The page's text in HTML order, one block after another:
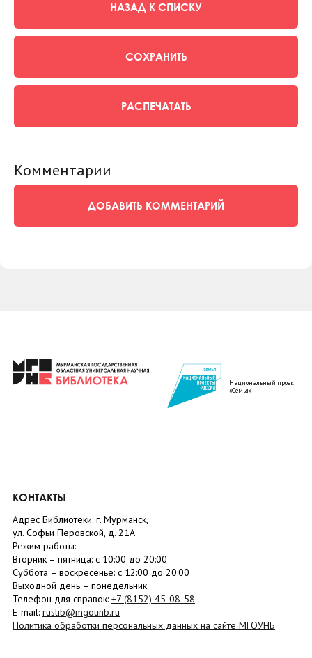
НАЗАД К СПИСКУ
СОХРАНИТЬ
РАСПЕЧАТАТЬ
Комментарии
ДОБАВИТЬ КОММЕНТАРИЙ
Национальный проект
«Семья»
КОНТАКТЫ
Адрес Библиотеки: г. Мурманск,
ул. Софьи Перовской, д. 21А
Режим работы:
Вторник – пятница: с 10:00 до 20:00
Суббота – воскресенье: c 12:00 до 20:00
Выходной день – понедельник
Телефон для справок: +7 (8152) 45-08-58
E-mail: ruslib@mgounb.ru
Политика обработки персональных данных на сайте МГОУНБ